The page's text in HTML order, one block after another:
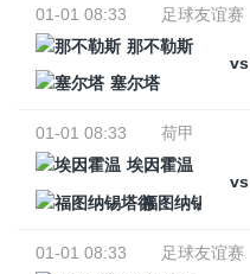
01-01 08:33
足球友谊赛
那不勒斯
vs
塞尔塔
01-01 08:33
荷甲
埃因霍温
vs
福图纳锡塔德
01-01 08:33
足球友谊赛